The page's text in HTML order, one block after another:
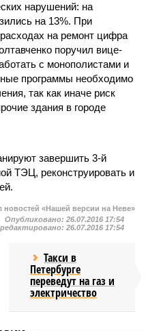
нарушений: на
на 13%. При
на ремонт цифра
поручил вице-
с монополистами и
программы необходимо
так как иначе риск
здания в городе
завершить 3-й
ТЭЦ, реконструировать и
новостей «Нашей версии на Неве»
Опубликовано: 26.07.2016 17:54
26.07.2016 17:54
Такси в
Петербурге
переведут на газ и
электричество